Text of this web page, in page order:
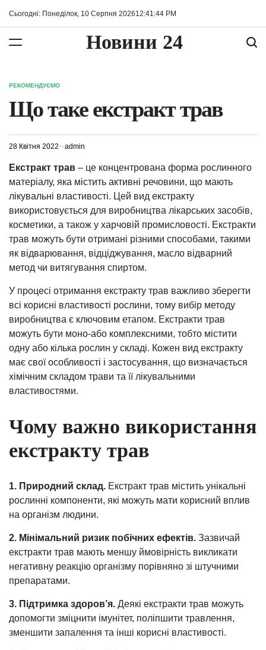
Сьогодні: Понеділок, 10 Серпня 202612:41 :45 PM
Новини 24
ОПУБЛІКУВАТИ
РЕКОМЕНДУЄМО
Що таке екстракт трав
28 Квітня 2022 admin
Екстракт трав – це концентрована форма рослинного
матеріалу, яка містить активні речовини, що мають
лікувальні властивості. Цей вид екстракту
використовується для виробництва лікарських засобів,
косметики, а також у харчовій промисловості. Екстракти
трав можуть бути отримані різними способами, такими
як відварювання, відціджування, масло відварний
метод чи витягування спиртом.
У процесі отримання екстракту трав важливо зберегти
всі корисні властивості рослини, тому вибір методу
виробництва є ключовим етапом. Екстракти трав
можуть бути моно-або комплексними, тобто містити
одну або кілька рослин у складі. Кожен вид екстракту
має свої особливості і застосування, що визначається
хімічним складом трави та її лікувальними
властивостями.
Чому важно використання
екстракту трав
1. Природний склад. Екстракт трав містить унікальні
рослинні компоненти, які можуть мати корисний вплив
на організм людини.
2. Мінімальний ризик побічних ефектів. Зазвичай
екстракти трав мають меншу ймовірність викликати
негативну реакцію організму порівняно зі штучними
препаратами.
3. Підтримка здоров’я. Деякі екстракти трав можуть
допомогти зміцнити імунітет, поліпшити травлення,
зменшити запалення та інші корисні властивості.